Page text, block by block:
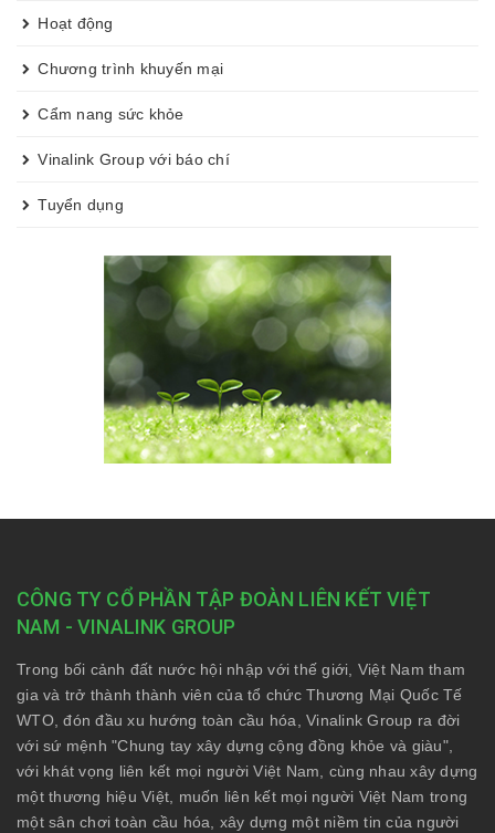
Hoạt động
Chương trình khuyến mại
Cẩm nang sức khỏe
Vinalink Group với báo chí
Tuyển dụng
CÔNG TY CỔ PHẦN TẬP ĐOÀN LIÊN KẾT VIỆT
NAM - VINALINK GROUP
Trong bối cảnh đất nước hội nhập với thế giới, Việt Nam tham
gia và trở thành thành viên của tổ chức Thương Mại Quốc Tế
WTO, đón đầu xu hướng toàn cầu hóa, Vinalink Group ra đời
với sứ mệnh "Chung tay xây dựng cộng đồng khỏe và giàu",
với khát vọng liên kết mọi người Việt Nam, cùng nhau xây dựng
một thương hiệu Việt, muốn liên kết mọi người Việt Nam trong
một sân chơi toàn cầu hóa, xây dựng một niềm tin của người